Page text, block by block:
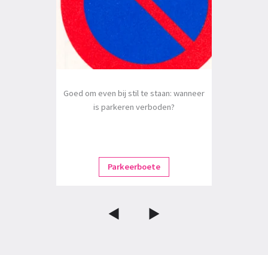
Goed om even bij stil te staan: wanneer
is parkeren verboden?
Parkeerboete